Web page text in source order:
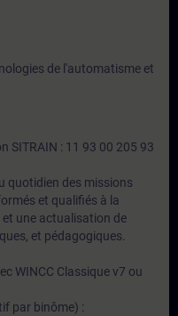
de l'automatisme et
SITRAIN : 11 93 00 205 93
quotidien des missions
et qualifiés à la
une actualisation de
et pédagogiques.
WINCC Classique v7 ou
par binôme) :